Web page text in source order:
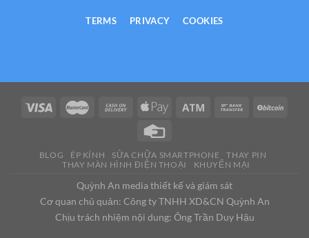
TERMS PRIVACY COOKIES
BLOG ÉP KÍNH SỬA CHỮA SMARTPHONE
THAY PIN
THAY MÀN HÌNH ĐIỆN THOẠI
KHUYẾN MẠI
Quỳnh An media thiết kế và giám sát
Cơ quan chủ quản: Công ty TNHH XD&CN Quỳnh An
Chịu trách nhiệm nội dung: Ông Trần Duy Hậu